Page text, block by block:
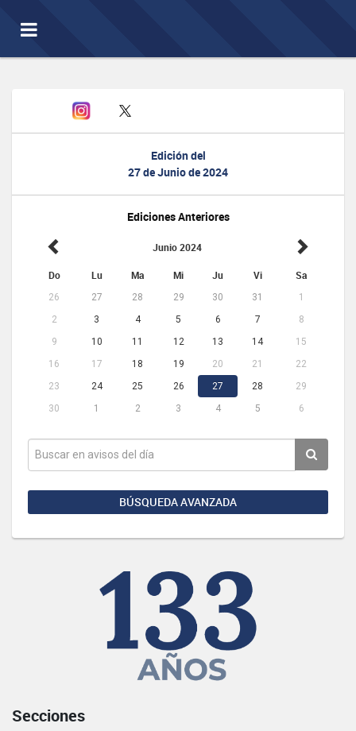
Toggle
navigation
Edición del
27 de Junio de 2024
Ediciones Anteriores
Junio 2024
Do Lu Ma Mi Ju Vi Sa
26 27 28 29 30 31
1
2
3 4 5 6 7
8
9
10 11 12 13 14
15
16
17 18 19 20 21
22
23
24 25 26 27 28
29
30
1 2 3 4 5 6
BÚSQUEDA AVANZADA
Secciones